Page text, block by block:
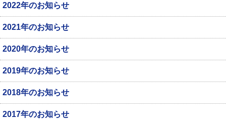
2022年のお知らせ
2021年のお知らせ
2020年のお知らせ
2019年のお知らせ
2018年のお知らせ
2017年のお知らせ